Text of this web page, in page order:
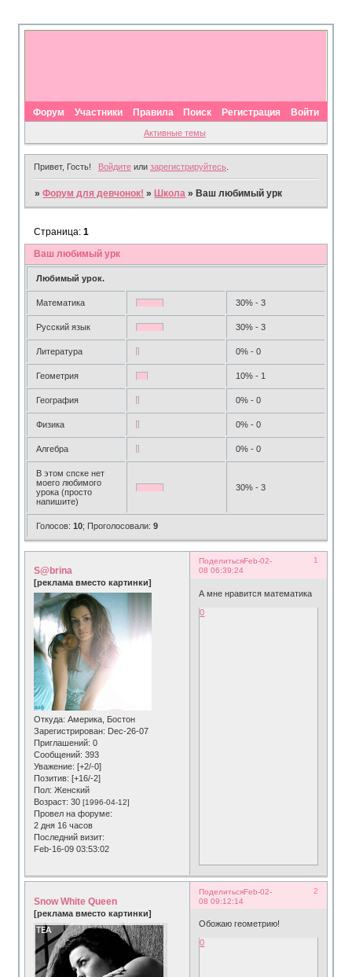
Форум Участники Правила Поиск Регистрация Войти
Активные темы
Привет, Гость! Войдитеили зарегистрируйтесь.
»Форум для девчонок! » Школа » Ваш любимый урк
Ваш любимый урк
Страница:1
Любимый урок.
Математика 30% - 3
Русский язык 30% - 3
Литература 0% - 0
Геометрия 10% - 1
География 0% - 0
Физика 0% - 0
Алгебра 0% - 0
В этом спске нет
моего любимого
урока (просто
напишите)
30% - 3
Голосов:10; Проголосовали:9
Поделиться 1
Feb-02-
08 06:39:24
S@brina
[реклама вместо картинки]
Откуда: Америка, Бостон
Зарегистрирован: Dec-26-07
Приглашений: 0
Сообщений: 393
Уважение: [+2/-0]
Позитив: [+16/-2]
Пол: Женский
Возраст: 30[1996-04-12]
Провел на форуме:
2 дня 16 часов
Последний визит:
Feb-16-09 03:53:02
А мне нравится математика
0
Поделиться 2
Feb-02-
08 09:12:14
Snow White Queen
[реклама вместо картинки]
Обожаю геометрию!
0